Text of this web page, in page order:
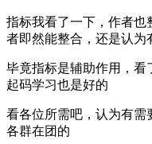
指标我看了一下，作者也
者即然能整合，还是认为
毕竟指标是辅助作用，看
起码学习也是好的
看各位所需吧，认为有需
各群在团的